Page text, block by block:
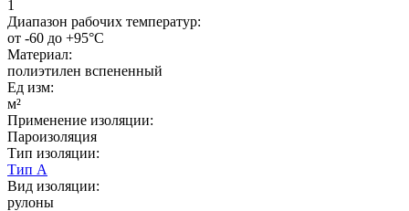
1
Диапазон рабочих температур:
от -60 до +95°C
Материал:
полиэтилен вспененный
Ед изм:
м²
Применение изоляции:
Пароизоляция
Тип изоляции:
Тип А
Вид изоляции:
рулоны